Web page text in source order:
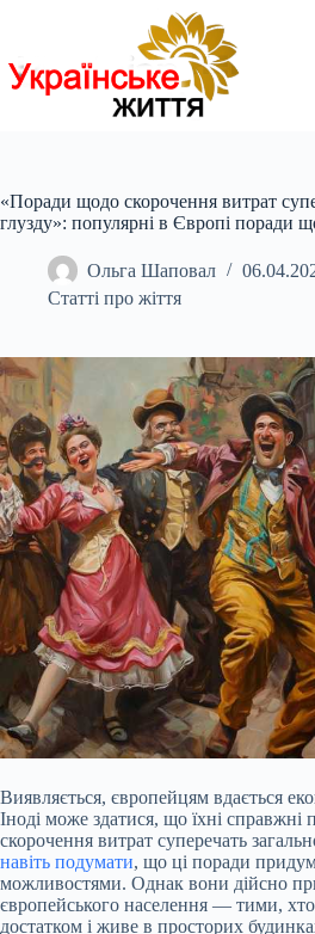
«Поради щодо скорочення витрат
глузду»: популярні в Європі поради
Ольга Шаповал
Статті про жіття
Виявляється, європейцям вдається
Іноді може здатися, що їхні справжні
скорочення витрат суперечать
навіть подумати, що ці поради
можливостями. Однак вони дійсно
європейського населення — тими,
достатком і живе в просторих